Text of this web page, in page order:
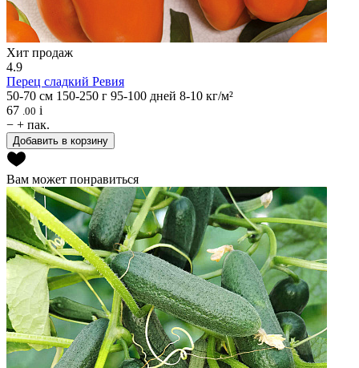
Хит продаж
4.9
Перец сладкий Ревия
50-70 см 150-250 г 95-100 дней 8-10 кг/м²
67 .00 i
− + пак.
Добавить в корзину
Вам может понравиться